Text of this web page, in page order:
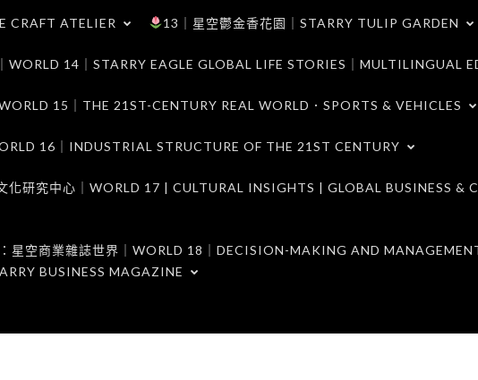
CRAFT ATELIER 13｜星空鬱金香花園｜STARRY TULIP GARDEN
WORLD 14｜STARRY EAGLE GLOBAL LIFE STORIES｜MULTILINGUAL
15｜THE 21ST-CENTURY REAL WORLD．SPORTS & VEHICLES
16｜INDUSTRIAL STRUCTURE OF THE 21ST CENTURY
化研究中心｜WORLD 17 | CULTURAL INSIGHTS | GLOBAL BUSINESS &
星空商業雜誌世界｜WORLD 18｜DECISION-MAKING AND
BUSINESS MAGAZINE